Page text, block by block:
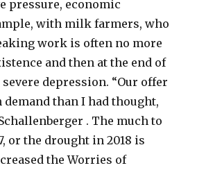
pressure, economic
with milk farmers, who
work is often no more
and then at the end of
depression. “Our offer
than I had thought,
. The much to
or the drought in 2018 is
the Worries of